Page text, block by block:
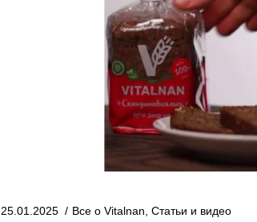
25.01.2025 Все о Vitalnan Статьи и видео